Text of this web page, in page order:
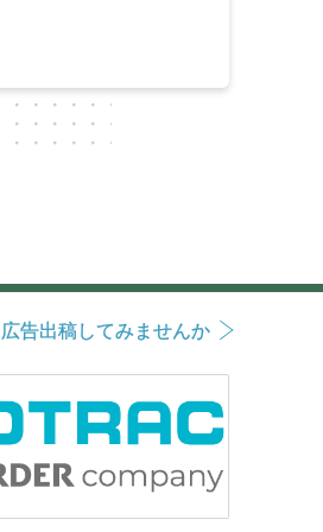
広告出稿してみませんか